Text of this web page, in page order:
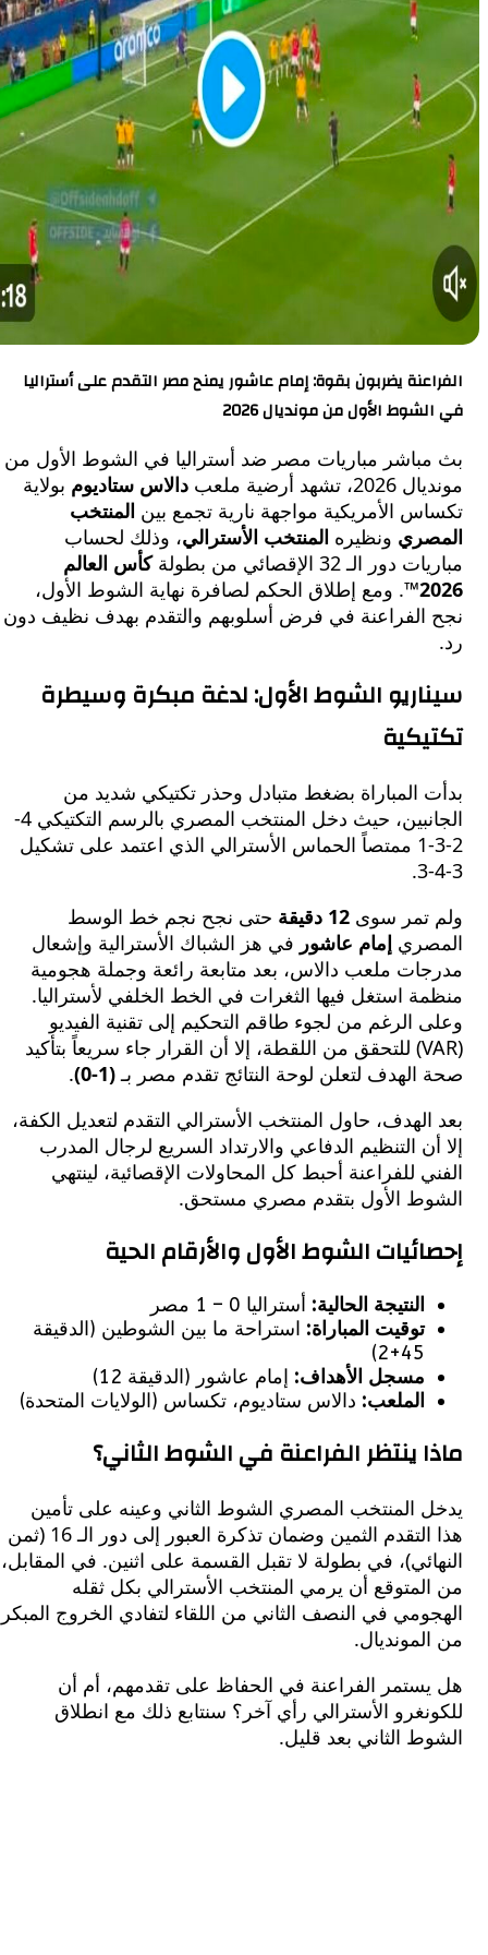
يضربون بقوة: إمام عاشور يمنح مصر التقدم على أستراليا
الأول من مونديال 2026
مباريات مصر ضد أستراليا في الشوط الأول من
أرضية ملعب
دالاس ستاديومبولاية
الأمريكية مواجهة نارية تجمع بينالمنتخب
ونظيرهالمنتخب الأسترالي، وذلك لحساب
32 الإقصائي من بطولة
كأس العالم
. ومع إطلاق الحكم لصافرة نهاية الشوط الأول،
في فرض أسلوبهم والتقدم بهدف نظيف دون
الشوط الأول: لدغة مبكرة وسيطرة
المباراة بضغط متبادل وحذر تكتيكي شديد من
الجانبين، حيث دخل المنتخب المصري بالرسم التكتيكي 4-
2-3-1 ممتصاً الحماس الأسترالي الذي اعتمد على تشكيل
سوى12 دقيقة
حتى نجح نجم خط الوسط
إمام عاشور في هز الشباك الأسترالية وإشعال
ملعب دالاس، بعد متابعة رائعة وجملة هجومية
استغل فيها الثغرات في الخط الخلفي لأستراليا.
الرغم من لجوء طاقم التحكيم إلى تقنية الفيديو
(VAR) للتحقق من اللقطة، إلا أن القرار جاء سريعاً بتأكيد
لتعلن لوحة النتائج تقدم مصر بـ (1-0)
.
حاول المنتخب الأسترالي التقدم لتعديل الكفة،
التنظيم الدفاعي والارتداد السريع لرجال المدرب
للفراعنة أحبط كل المحاولات الإقصائية، لينتهي
الأول بتقدم مصري مستحق.
الشوط الأول والأرقام الحية
النتيجة الحالية: أستراليا 0 – 1 مصر
توقيت المباراة: استراحة ما بين الشوطين (الدقيقة
مسجل الأهداف:إمام عاشور (الدقيقة 12)
الملعب: دالاس ستاديوم، تكساس (الولايات المتحدة)
ينتظر الفراعنة في الشوط الثاني؟
المنتخب المصري الشوط الثاني وعينه على تأمين
هذا التقدم الثمين وضمان تذكرة العبور إلى دور الـ 16 (ثمن
في بطولة لا تقبل القسمة على اثنين. في المقابل،
أن يرمي المنتخب الأسترالي بكل ثقله
في النصف الثاني من اللقاء لتفادي الخروج المبكر
الفراعنة في الحفاظ على تقدمهم، أم أن
الأسترالي رأي آخر؟ سنتابع ذلك مع انطلاق
الثاني بعد قليل.